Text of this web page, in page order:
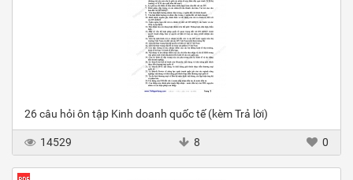
26 câu hỏi ôn tập Kinh doanh quốc tế (kèm Trả lời)
14529 8 0